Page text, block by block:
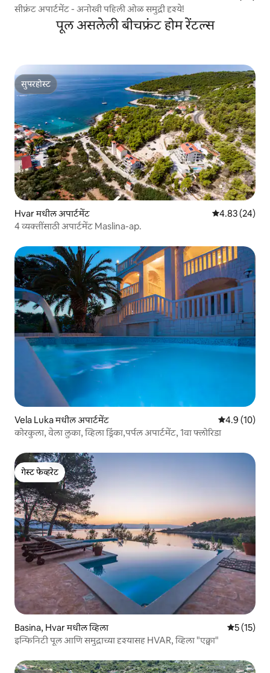
सीफ्रंट अपार्टमेंट - अनोखी पहिली ओळ समुद्री दृश्ये!
पूल असलेली बीचफ्रंट होम रेंटल्स
सुपरहोस्ट
सुपरहोस्ट
Hvar मधील अपार्टमेंट 5 पैकी 4.83
4.83 (24)
4 व्यक्तींसाठी अपार्टमेंट Maslina-ap.
Vela Luka मधील अपार्टमेंट 5 पैकी 4.9
4.9 (10)
कोरकुला, वेला लुका, व्हिला ड्रिंका,पर्पल अपार्टमेंट, 1वा फ्लोरिडा
गेस्ट फेव्हरेट
गेस्ट फेव्हरेट
Basina, Hvar मधील व्हिला 5 पैकी 5
5 (15)
इन्फिनिटी पूल आणि समुद्राच्या दृश्यासह HVAR, व्हिला "एक्वा"